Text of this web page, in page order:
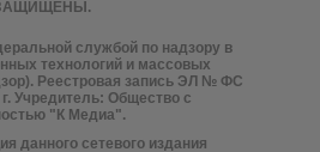
ЗАЩИЩЕНЫ.
службой по надзору в
технологий и массовых
Реестровая запись ЭЛ № ФС
Учредитель: Общество с
"К Медиа".
данного сетевого издания